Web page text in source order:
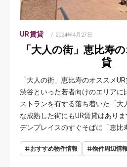
UR賃貸
POSTED
2024年4月27日
「大人の街」恵比寿
貸
「大人の街」恵比寿のオススメ
渋谷といった若者向けのエリアに
ストランを有する落ち着いた「大
な成熟した街にもUR賃貸はあり
デンプレイスのすぐそばに「恵比
おすすめ物件情報 物件周辺情報